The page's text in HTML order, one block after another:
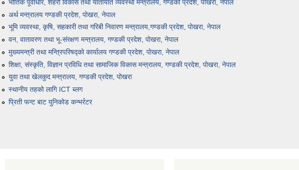
भौतिक पूर्वाधार, शहरी विकास तथा यातायात व्यवस्था मन्त्रालय, गण्डकी प्रदेश, पोखरा, नेपाल
अर्थ मन्त्रालय गण्डकी प्रदेश, पोखरा, नेपाल
भूमि व्यवस्था, कृषि, सहकारी तथा गरिबी निवारण मन्त्रालय,गण्डकी प्रदेश, पाेखरा, नेपाल
वन, वातावरण तथा भू-संरक्षण मन्त्रालय, गण्डकी प्रदेश, पोखरा, नेपाल
मुख्यमन्त्री तथा मन्त्रिपरिषद्को कार्यालय गण्डकी प्रदेश, पाेखरा, नेपाल
शिक्षा, संस्कृति, विज्ञान प्रविधि तथा सामाजिक विकास मन्त्रालय, गण्डकी प्रदेश, पोखरा, नेपाल
युवा तथा खेलकुद मन्त्रालय, गण्डकी प्रदेश, पोखरा
स्थानीय तहको लागि ICT ब्लग
प्रिती फन्ट बाट युनिकोड कन्भर्रटर